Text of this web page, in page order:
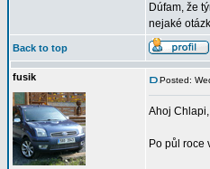
Dúfam, že
nejaké
Back to top
fusik Posted:
Ahoj
Po půl roce